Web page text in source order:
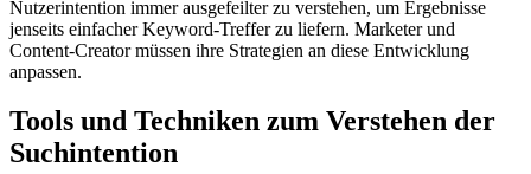
Nutzerintention immer ausgefeilter zu verstehen, um Ergebnisse
jenseits einfacher Keyword-Treffer zu liefern. Marketer und
Content-Creator müssen ihre Strategien an diese Entwicklung
anpassen.
Tools und Techniken zum Verstehen der
Suchintention